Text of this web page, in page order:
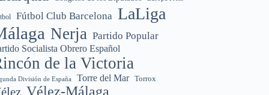
Fútbol Club Barcelona LaLiga
Nerja Partido Popular
Socialista Obrero Español
de la Victoria
División de España Torre del Mar Torrox
Vélez-Málaga